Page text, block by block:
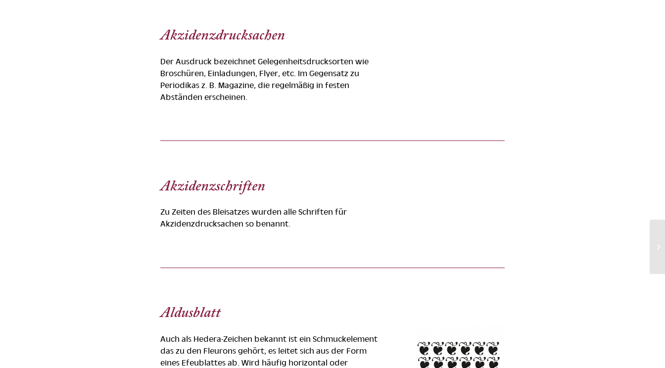
Akzidenzdrucksachen
Der Ausdruck bezeichnet Gelegenheitsdrucksorten wie
Broschüren, Einladungen, Flyer, etc. Im Gegensatz zu
Periodikas z. B. Magazine, die regelmäßig in festen
Abständen erscheinen.
Akzidenzschriften
Zu Zeiten des Bleisatzes wurden alle Schriften für
Akzidenzdrucksachen so benannt.
Aldusblatt
Auch als Hedera-Zeichen bekannt ist ein Schmuckelement
das zu den Fleurons gehört, es leitet sich aus der Form
eines Efeublattes ab. Wird häufig horizontal oder
B